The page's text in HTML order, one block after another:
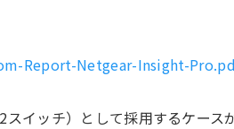
Report-Netgear-Insight-
イッチ）として採用するケース